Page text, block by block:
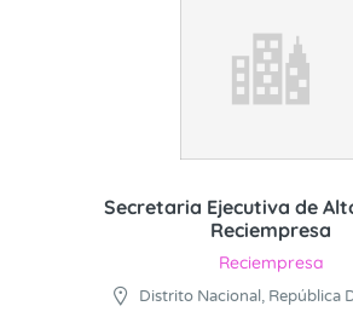
Secretaria Ejecutiva de
Reciempresa
Reciempresa
Distrito Nacional, República